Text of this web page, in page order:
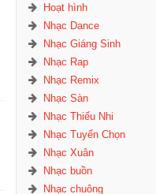
Hoạt hình
Nhạc Dance
Nhạc Giáng Sinh
Nhạc Rap
Nhạc Remix
Nhạc Sàn
Nhạc Thiếu Nhi
Nhạc Tuyển Chọn
Nhạc Xuân
Nhạc buồn
Nhạc chuông